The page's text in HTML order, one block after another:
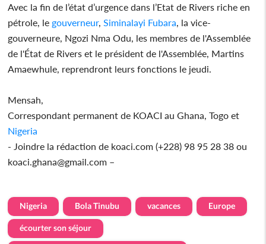
Avec la fin de l’état d’urgence dans l’Etat de Rivers riche en
pétrole, le gouverneur, Siminalayi Fubara , la vice-
gouverneure, Ngozi Nma Odu, les membres de l'Assemblée
de l'État de Rivers et le président de l'Assemblée, Martins
Amaewhule, reprendront leurs fonctions le jeudi.
Mensah,
Correspondant permanent de KOACI au Ghana, Togo et
Nigeria
- Joindre la rédaction de koaci.com (+228) 98 95 28 38 ou
koaci.ghana@gmail.com –
Nigeria Bola Tinubu vacances Europe
écourter son séjour